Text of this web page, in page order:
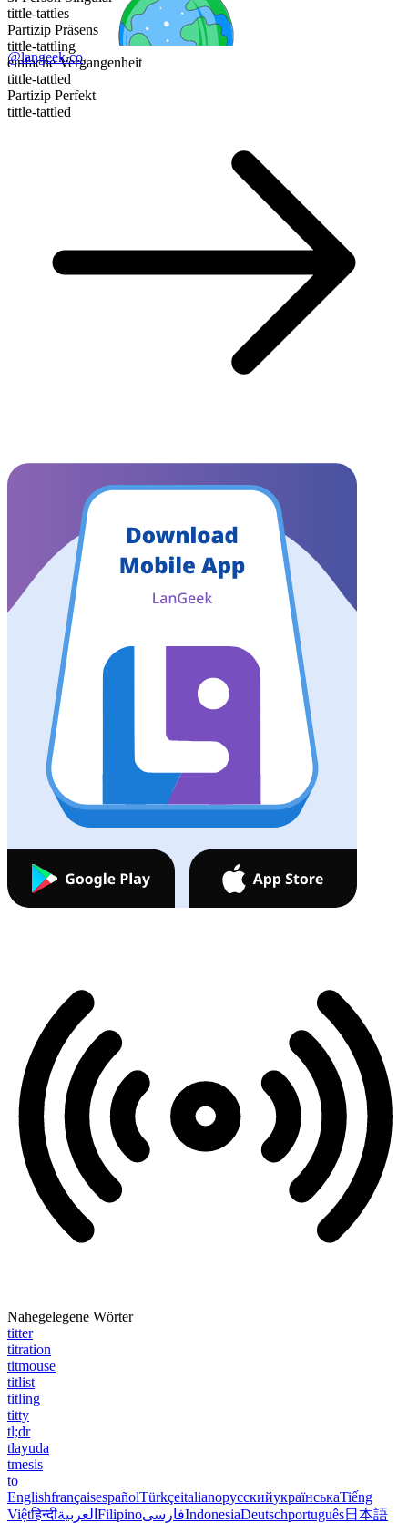
tittle-tattles
Partizip Präsens
tittle-tattling
einfache Vergangenheit
tittle-tattled
Partizip Perfekt
tittle-tattled
@langeek.co
Nahegelegene Wörter
titter
titration
titmouse
titlist
titling
titty
tl;dr
tlayuda
tmesis
to
EnglishfrançaisespañolTürkçeitalianoрусскийукраїнськаTiếng
Việtहिन्दीالعربية FilipinoفارسیIndonesiaDeutschportuguês日本語